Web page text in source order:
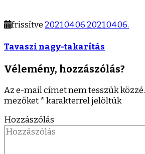
frissítve 2021.04.06.2021.04.06.
Tavaszi nagy-takarítás
Vélemény, hozzászólás?
Az e-mail címet nem tesszük közzé.
mezőket*karakterrel jelöltük
Hozzászólás